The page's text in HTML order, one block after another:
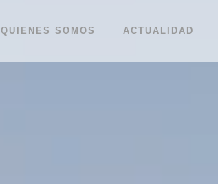
QUIENES SOMOS ACTUALIDAD